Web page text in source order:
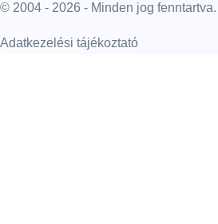
© 2004 - 2026 - Minden jog fenntartva.
Adatkezelési tájékoztató